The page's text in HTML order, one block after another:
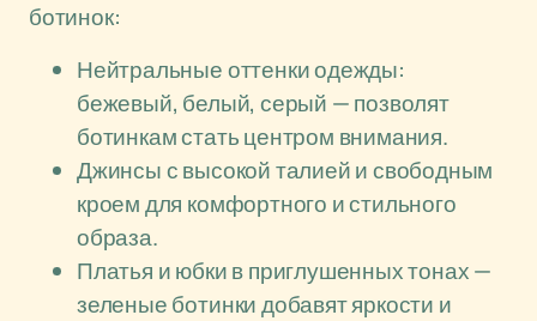
ботинок:
Нейтральные оттенки одежды:
бежевый, белый, серый — позволят
ботинкам стать центром внимания.
Джинсы с высокой талией и свободным
кроем для комфортного и стильного
образа.
Платья и юбки в приглушенных тонах —
зеленые ботинки добавят яркости и